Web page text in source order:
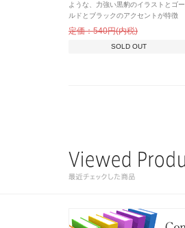
ような、力強い黒豹のイラストとゴー
ルドとブラックのアクセントが特徴
定価：540円(内税)
SOLD OUT